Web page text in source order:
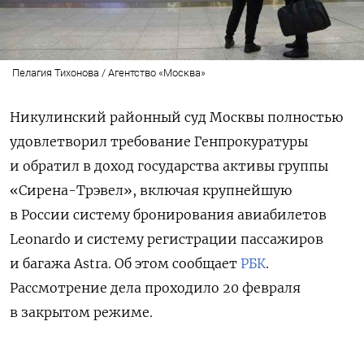
Пелагия Тихонова / Агентство «Москва»
Никулинский районный суд Москвы полностью
удовлетворил требование Генпрокуратуры
и обратил в доход государства активы группы
«Сирена-Трэвел», включая крупнейшую
в России систему бронирования авиабилетов
Leonardo и систему регистрации пассажиров
и багажа Astra. Об этом сообщает РБК.
Рассмотрение дела проходило 20 февраля
в закрытом режиме.